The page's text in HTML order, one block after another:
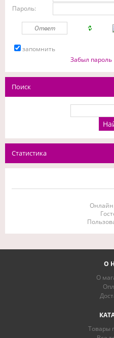
Пароль:
запомнить
Забыл пароль
Поиск
Статистика
Онлайн
О
О
Товары